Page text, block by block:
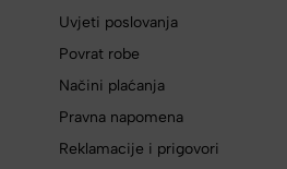
Uvjeti poslovanja
Povrat robe
Načini plaćanja
Pravna napomena
Reklamacije i prigovori